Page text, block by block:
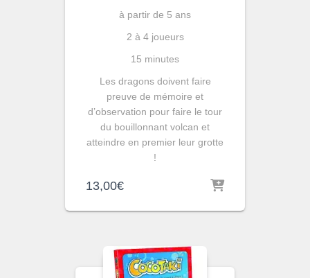
à partir de 5 ans
2 à 4 joueurs
15 minutes
Les dragons doivent faire
preuve de mémoire et
d’observation pour faire le tour
du bouillonnant volcan et
atteindre en premier leur grotte
!
13,00€